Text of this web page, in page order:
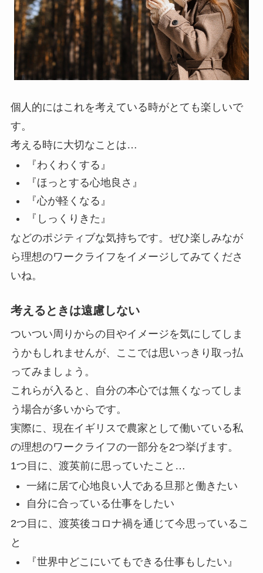
個人的にはこれを考えている時がとても楽しいで
す。
考える時に大切なことは…​
『わくわくする』
『ほっとする心地良さ』
『心が軽くなる』
『しっくりきた』
などのポジティブな気持ちです。ぜひ楽しみなが
ら理想のワークライフをイメージしてみてくださ
いね。
考えるときは遠慮しない
ついつい周りからの目やイメージを気にしてしま
うかもしれませんが、ここでは思いっきり取っ払
ってみましょう。
これらが入ると、自分の本心では無くなってしま
う場合が多いからです。
実際に、現在イギリスで農家として働いている私
の理想のワークライフの一部分を2つ挙げます。
1つ目に、渡英前に思っていたこと…
一緒に居て心地良い人である旦那と働きたい
自分に合っている仕事をしたい
2つ目に、渡英後コロナ禍を通じて今思っているこ
と
『世界中どこにいてもできる仕事もしたい』